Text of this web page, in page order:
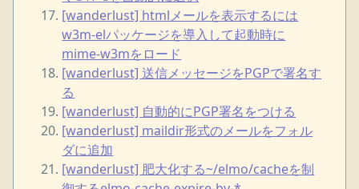
[wanderlust] htmlメールを表示するには
w3m-elパッケージを導入して起動時に
mime-w3mをロード
[wanderlust] 送信メッセージをPGPで署名す
る
[wanderlust] 自動的にPGP署名をつける
[wanderlust] maildir形式のメールをフォル
ダに追加
[wanderlust] 肥大化する~/elmo/cacheを制